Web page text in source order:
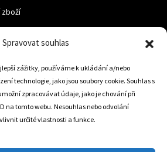
Spravovat souhlas
zážitky, používáme k ukládání a/nebo
technologie, jako jsou soubory cookie. Souhlas s
zpracovávat údaje, jako je chování při
na tomto webu. Nesouhlas nebo odvolání
určité vlastnosti a funkce.
zboží
518,
02801